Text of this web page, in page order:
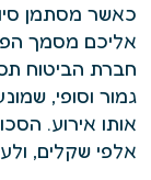
כאשר מסתמן
אליכם מסמך
חברת הביטוח
גמור וסופי,
אותו אירוע.
אלפי שקלים,